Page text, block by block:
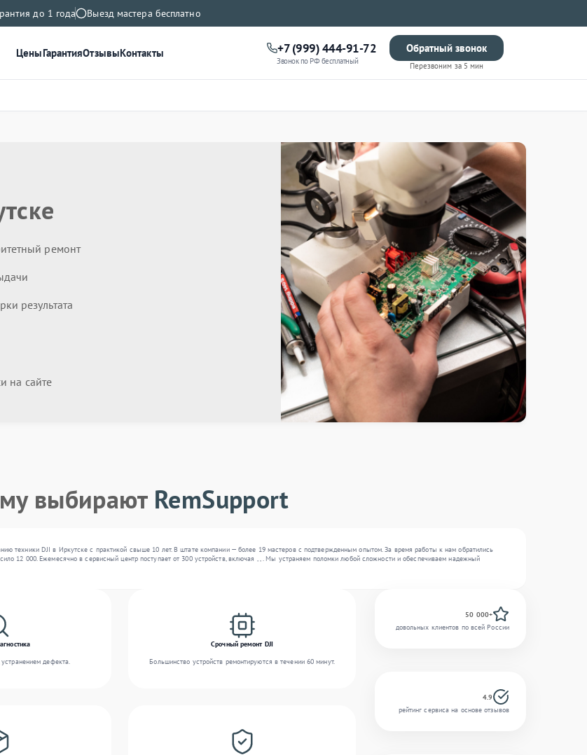
до 1 года Выезд мастера бесплатно
ЦеныГарантияОтзывыКонтакты +7 (999) 444-91-72
Звонок по РФ бесплатный
Обратный звонок
Перезвоним за 5 мин
ремонт
результата
на сайте
выбирают RemSupport
техники DJI в Иркутске с практикой свыше 10 лет. В штате компании — более 19 мастеров с подтвержденным опытом. За время работы к нам обратились
12 000. Ежемесячно в сервисный центр поступает от 300 устройств, включая , , . Мы устраняем поломки любой сложности и обеспечиваем надежный
дефекта.
Срочный ремонт DJI
Большинство устройств ремонтируются в течении 60 минут.
50 000+
довольных клиентов по всей России
4.9
рейтинг сервиса на основе отзывов